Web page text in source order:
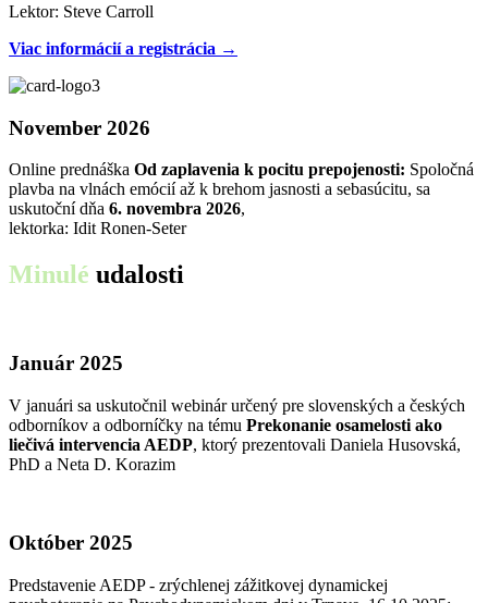
Lektor: Steve Carroll
Viac informácií a registrácia →
November 2026
Online prednáška Od zaplavenia k pocitu prepojenosti: Spoločná
plavba na vlnách emócií až k brehom jasnosti a sebasúcitu, sa
uskutoční dňa 6. novembra 2026,
lektorka: Idit Ronen-Seter
Minulé udalosti
Január 2025
V januári sa uskutočnil webinár určený pre slovenských a českých
odborníkov a odborníčky na tému Prekonanie osamelosti ako
liečivá intervencia AEDP, ktorý prezentovali Daniela Husovská,
PhD a Neta D. Korazim
Október 2025
Predstavenie AEDP - zrýchlenej zážitkovej dynamickej